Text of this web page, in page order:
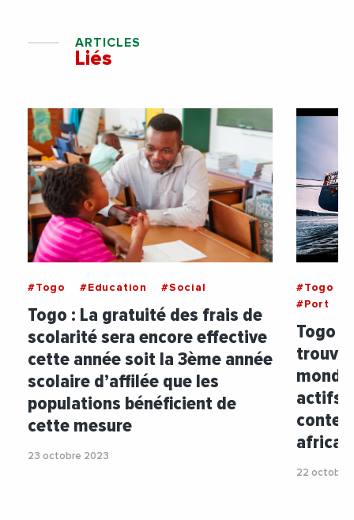
ARTICLES
Liés
#Togo #Education #Social
Togo : La gratuité des frais de
scolarité sera encore effective
cette année soit la 3ème année
scolaire d’affilée que les
populations bénéficient de
cette mesure
23 octobre 2023
#Togo
#Port
Togo :
trouve
actifs
22 octobre